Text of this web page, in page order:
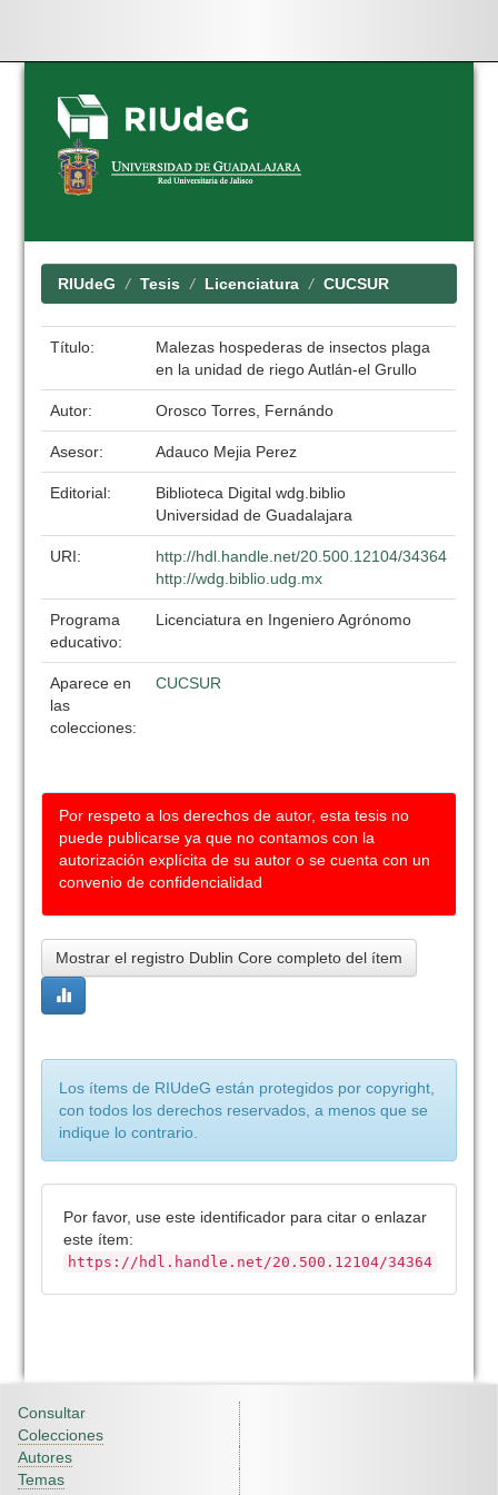
Skip
navigation
RIUdeG Tesis Licenciatura CUCSUR
Título:
Malezas hospederas de insectos plaga
en la unidad de riego Autlán-el Grullo
Autor: Orosco Torres, Fernándo
Asesor: Adauco Mejia Perez
Editorial:
Biblioteca Digital wdg.biblio
Universidad de Guadalajara
URI:
http://hdl.handle.net/20.500.12104/34364
http://wdg.biblio.udg.mx
Programa
educativo:
Licenciatura en Ingeniero Agrónomo
Aparece en
las
colecciones:
CUCSUR
Por respeto a los derechos de autor, esta tesis no
puede publicarse ya que no contamos con la
autorización explícita de su autor o se cuenta con un
convenio de confidencialidad
Mostrar el registro Dublin Core completo del ítem
Los ítems de RIUdeG están protegidos por copyright,
con todos los derechos reservados, a menos que se
indique lo contrario.
Por favor, use este identificador para citar o enlazar
este ítem:
https://hdl.handle.net/20.500.12104/34364
Consultar
Colecciones
Autores
Temas